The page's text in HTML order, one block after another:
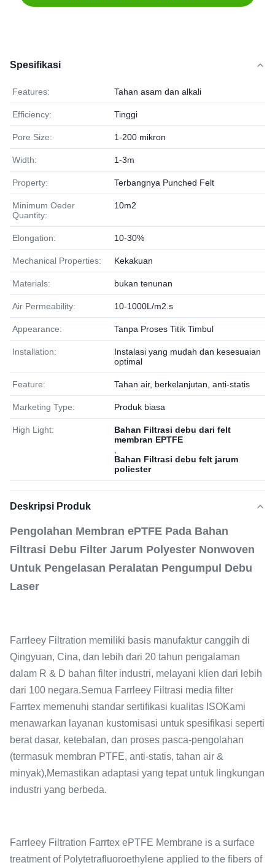
Spesifikasi
Features: Tahan asam dan alkali
Efficiency: Tinggi
Pore Size: 1-200 mikron
Width: 1-3m
Property: Terbangnya Punched Felt
Minimum Oeder
Quantity:
10m2
Elongation: 10-30%
Mechanical Properties: Kekakuan
Materials: bukan tenunan
Air Permeability: 10-1000L/m2.s
Appearance: Tanpa Proses Titik Timbul
Installation:
Instalasi yang mudah dan kesesuaian
optimal
Feature: Tahan air, berkelanjutan, anti-statis
Marketing Type: Produk biasa
High Light:
Bahan Filtrasi debu dari felt
membran EPTFE
Bahan Filtrasi debu felt jarum
poliester
Deskripsi Produk
Pengolahan Membran ePTFE Pada Bahan
Filtrasi Debu Filter Jarum Polyester Nonwoven
Untuk Pengelasan Peralatan Pengumpul Debu
Laser
Farrleey Filtration memiliki basis manufaktur canggih di
Qingyuan, Cina, dan lebih dari 20 tahun pengalaman
dalam R & D bahan filter industri, melayani klien dari lebih
dari 100 negara.Semua Farrleey Filtrasi media filter
Farrtex memenuhi standar sertifikasi kualitas ISOKami
menawarkan layanan kustomisasi untuk spesifikasi seperti
berat dasar, ketebalan, dan proses pasca-pengolahan
(termasuk membran PTFE, anti-statis, tahan air &
minyak),Memastikan adaptasi yang tepat untuk lingkungan
industri yang berbeda.
Farrleey Filtration Farrtex ePTFE Membrane is a surface
treatment of Polytetrafluoroethylene applied to the fibers of